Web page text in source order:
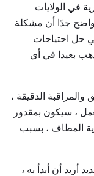
في الولايات
سنوات ، فمن الواضح جدًا أن مشكلة
حل احتياجات
بعيدا في أي
الدقيقة ،
، سيكون بمقدور
المطاف ، بسبب
أن أبدأ به ،